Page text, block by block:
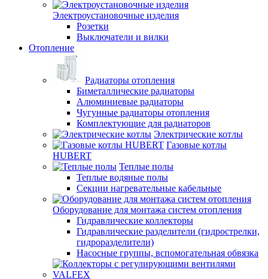
Электроустановочные изделия
Розетки
Выключатели и вилки
Отопление
Радиаторы отопления
Биметаллические радиаторы
Алюминиевые радиаторы
Чугунные радиаторы отопления
Комплектующие для радиаторов
Электрические котлы
Газовые котлы
HUBERT
Теплые полы
Теплые водяные полы
Секции нагревательные кабельные
Оборудование для монтажа систем отопления
Гидравлические коллекторы
Гидравлические разделители (гидрострелки,
гидроразделители)
Насосные группы, вспомогательная обвязка